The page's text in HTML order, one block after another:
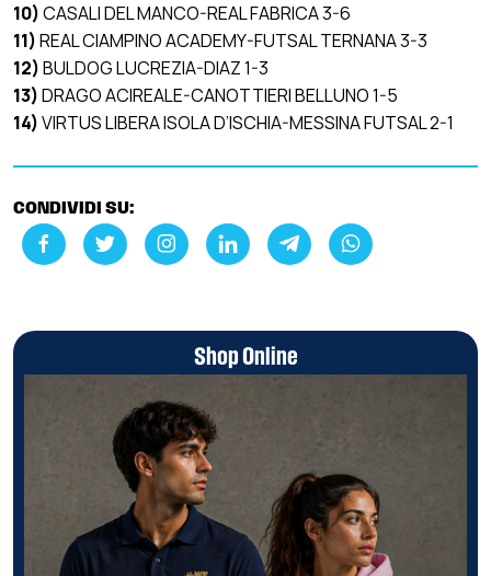
10)CASALI DEL MANCO-REAL FABRICA 3-6
11)REAL CIAMPINO ACADEMY-FUTSAL TERNANA 3-3
12)BULDOG LUCREZIA-DIAZ 1-3
13)DRAGO ACIREALE-CANOTTIERI BELLUNO 1-5
14)VIRTUS LIBERA ISOLA D’ISCHIA-MESSINA FUTSAL 2-1
CONDIVIDI SU:
Shop Online